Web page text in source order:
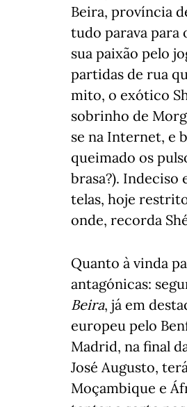
Beira, província
tudo parava para
sua paixão pelo
partidas de rua
mito, o exótico
sobrinho de
se na Internet, e
queimado os
brasa?). Indeciso
telas, hoje
onde, recorda
Quanto à vinda
antagónicas:
Beira, já em
europeu pelo
Madrid, na final
José Augusto,
Moçambique e